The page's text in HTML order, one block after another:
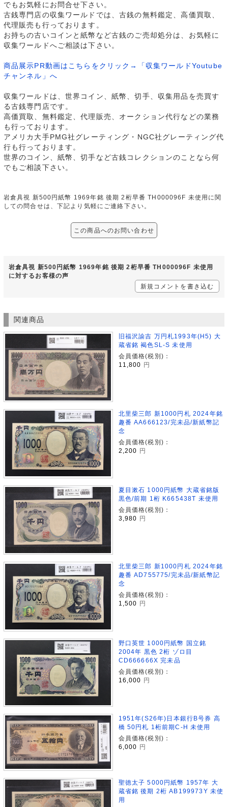
でもお気軽にお問合せ下さい。
古銭専門店の収集ワールドでは、古銭の無料鑑定、高価買取、
代理販売も行っております。
お持ちの古いコインと紙幣など古銭のご売却処分は、お気軽に
収集ワールドへご相談は下さい。
商品展示PR動画はこちらをクリック→「収集ワールドYoutube
チャンネル」へ
収集ワールドは、世界コイン、紙幣、切手、収集用品を売買す
る古銭専門店です。
高価買取、無料鑑定、代理販売、オークション代行などの業務
も行っております。
アメリカ大手PMG社グレーティング・NGC社グレーティング代
行も行っております。
世界のコイン、紙幣、切手など古銭コレクションのことなら何
でもご相談下さい。
岩倉具視 新500円紙幣 1969年銘 後期 2桁早番 TH000096F 未使用に関
しての問合せは、下記より気軽にご連絡下さい。
この商品へのお問い合わせ
岩倉具視 新500円紙幣 1969年銘 後期 2桁早番 TH000096F 未使用
に対するお客様の声
新規コメントを書き込む
関連商品
旧福沢諭吉 万円札1993年(H5) 大
蔵省銘 褐色SL-S 未使用
会員価格(税別)：
11,800
円
北里柴三郎 新1000円札 2024年銘
趣番 AA666123/完未品/新紙幣記
念
会員価格(税別)：
2,200
円
夏目漱石 1000円紙幣 大蔵省銘版
黒色/前期 1桁 K665438T 未使用
会員価格(税別)：
3,980 円
北里柴三郎 新1000円札 2024年銘
趣番 AD755775/完未品/新紙幣記
念
会員価格(税別)：
1,500
円
野口英世 1000円紙幣 国立銘
2004年 黒色 2桁 ゾロ目
CD666666X 完未品
会員価格(税別)：
16,000 円
1951年(S26年)日本銀行B号券 高
橋 50円札 1桁前期C-H 未使用
会員価格(税別)：
6,000 円
聖徳太子 5000円紙幣 1957年 大
蔵省銘 後期 2桁 AB199973Y 未使
用